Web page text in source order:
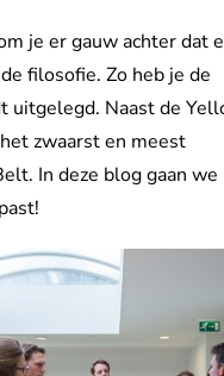
je er gauw achter dat
filosofie. Zo heb je de
uitgelegd. Naast de
zwaarst en meest
In deze blog gaan we